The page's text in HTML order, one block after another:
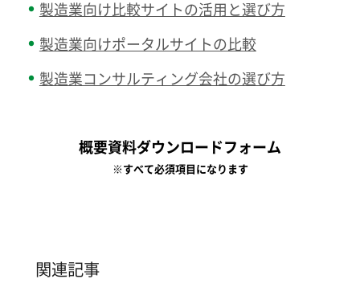
製造業向け比較サイトの活用と選び方
製造業向けポータルサイトの比較
製造業コンサルティング会社の選び方
概要資料ダウンロードフォーム
※すべて必須項目になります
関連記事